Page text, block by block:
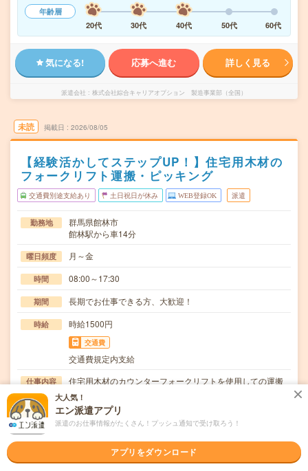
年齢層
20代
30代 40代 50代 60代
気になる! 応募へ進む 詳しく見る
派遣会社 株式会社綜合キャリアオプション 製造事業部（全国）
未読 掲載日 2026/08/05
【経験活かしてステップUP！】住宅用木材の
フォークリフト運搬・ピッキング
交通費別途支給あり 土日祝日が休み WEB登録OK 派遣
勤務地
群馬県館林市
館林駅から車14分
曜日頻度 月～金
時間 08:00～17:30
期間 長期でお仕事できる方、大歓迎！
時給 時給1500円
交通費
交通費規定内支給
仕事内容
住宅用木材のカウンターフォークリフトを使用しての運搬
業務。また木材のピッキング、パレットへの集積業務…
応募資格
ブランクOK / 英語力不要
◆経験者歓迎！〇まずは事前登録だけでもOK！履歴書不要
職場の雰囲気
大人気！
エン派遣アプリ
派遣のお仕事情報がたくさん！プッシュ通知で受け取ろう！
アプリをダウンロード